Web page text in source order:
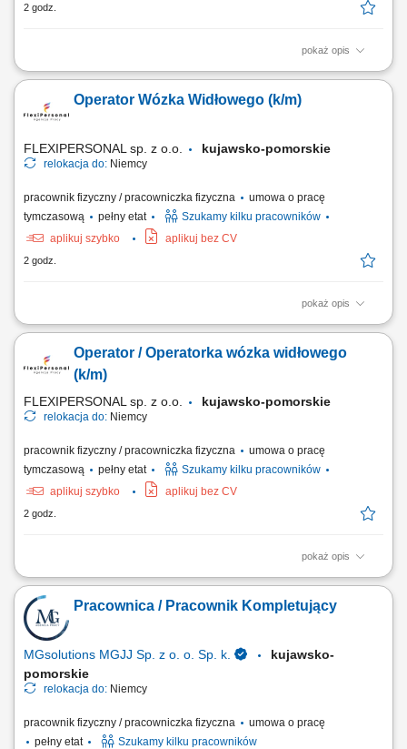
2 godz.
pokaż opis
Zadania: Udzielanie świadczeń stomatologicznych w ramach Poradni
Operator Wózka Widłowego (k/m)
FLEXIPERSONAL sp. z o.o. kujawsko-pomorskie
relokacja do: Niemcy
pracownik fizyczny / pracowniczka fizyczna
umowa o pracę
tymczasową
pełny etat
Szukamy kilku pracowników
aplikuj szybko
aplikuj bez CV
2 godz.
pokaż opis
Twoje zadania: Obsługa wózka widłowego oraz transport towarów na
Kompletowanie i przygotowywanie zamówień do wysyłki;
Rozmieszczanie towarów oraz obsługa magazynu wysokiego
Operator / Operatorka wózka widłowego
(k/m)
FLEXIPERSONAL sp. z o.o. kujawsko-pomorskie
relokacja do: Niemcy
pracownik fizyczny / pracowniczka fizyczna
umowa o pracę
tymczasową
pełny etat
Szukamy kilku pracowników
aplikuj szybko
aplikuj bez CV
2 godz.
pokaż opis
Opis stanowiska Przemieszczanie komponentów oraz wyrobów
gotowych w przestrzeni magazynu wysokiego składowania;
Prowadzenie prac przeładunkowych przy dostawach i wysyłkach
towarowych; Skanowanie, weryfikacja i przygotowywanie pakietów
wysyłkowych zgodnie ze specyfikacją; Optymalne...
Pracownica / Pracownik Kompletujący
MGsolutions MGJJ Sp. z o. o. Sp. k.
kujawsko-
pomorskie
relokacja do: Niemcy
pracownik fizyczny / pracowniczka fizyczna
umowa o pracę
pełny etat
Szukamy kilku pracowników